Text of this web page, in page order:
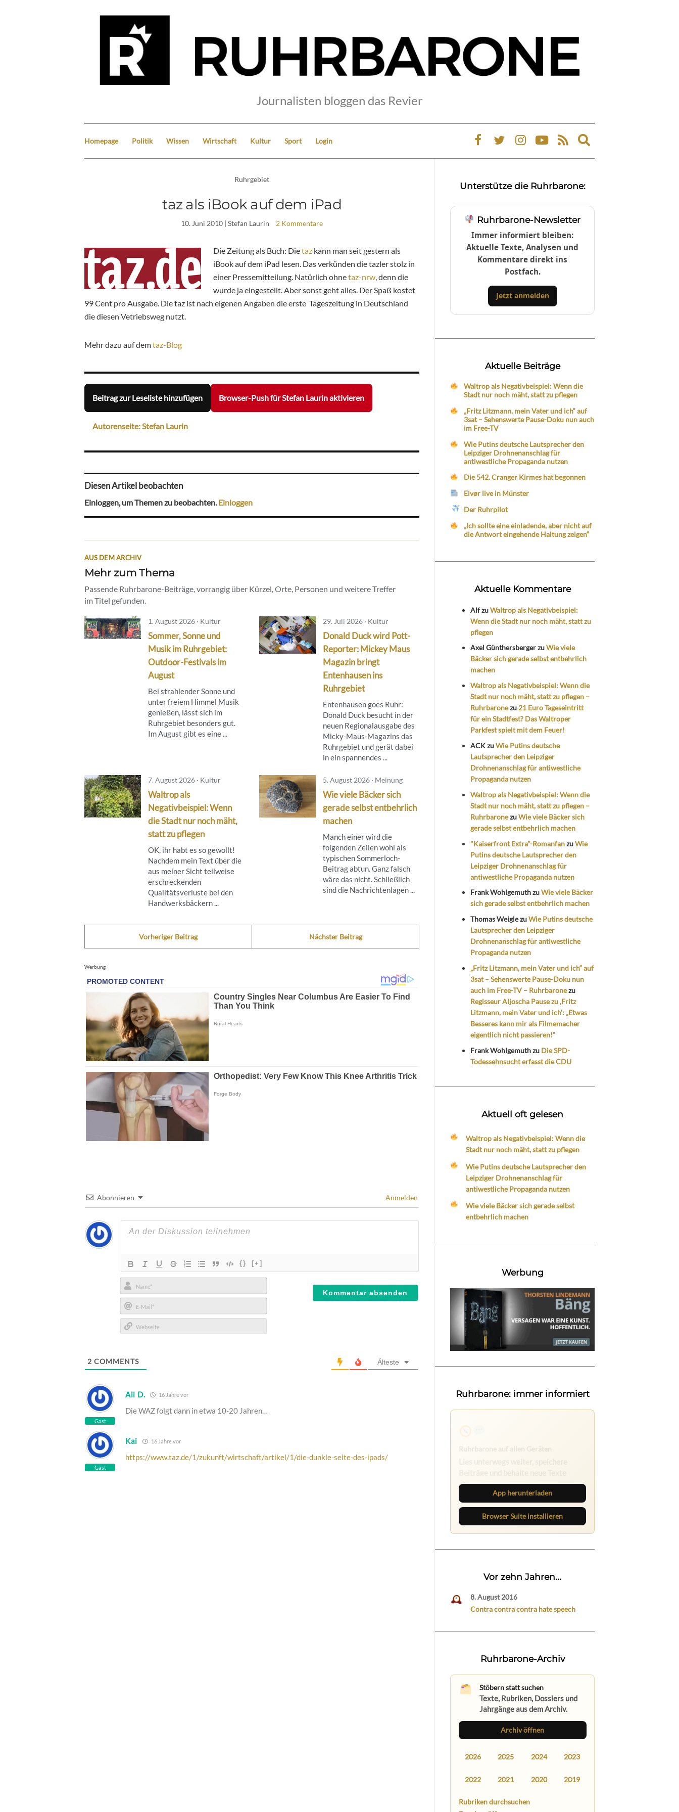
Journalisten bloggen das Revier
Homepage Politik Wissen Wirtschaft Kultur Sport Login
Expand
search
Ruhrgebiet
taz als iBook auf dem iPad
10. Juni 2010 | Stefan Laurin 2 Kommentare
Die Zeitung als Buch: Dietaz kann man seit gestern als
iBook auf dem iPad lesen. Das verkünden die tazler stolz in
einer Pressemitteilung. Natürlich ohnetaz-nrw , denn die
wurde ja eingestellt. Aber sonst geht alles. Der Spaß kostet
99 Cent pro Ausgabe. Die taz ist nach eigenen Angaben die erste Tageszeitung in Deutschland
die diesen Vetriebsweg nutzt.
Mehr dazu auf demtaz-Blog
Beitrag zur Leseliste hinzufügen Browser-Push für Stefan Laurin aktivieren
Autorenseite: Stefan Laurin
Diesen Artikel beobachten
Einloggen, um Themen zu beobachten.Einloggen
AUS DEM ARCHIV
Mehr zum Thema
Passende Ruhrbarone-Beiträge, vorrangig über Kürzel, Orte, Personen und weitere Treffer
im Titel gefunden.
1. August 2026 · Kultur
Sommer, Sonne und
Musik im Ruhrgebiet:
Outdoor-Festivals im
August
Bei strahlender Sonne und
unter freiem Himmel Musik
genießen, lässt sich im
Ruhrgebiet besonders gut.
Im August gibt es eine ...
29. Juli 2026 · Kultur
Donald Duck wird Pott-
Reporter: Mickey Maus
Magazin bringt
Entenhausen ins
Ruhrgebiet
Entenhausen goes Ruhr:
Donald Duck besucht in der
neuen Regionalausgabe des
Micky‑Maus‑Magazins das
Ruhrgebiet und gerät dabei
in ein spannendes ...
7. August 2026 · Kultur
Waltrop als
Negativbeispiel: Wenn
die Stadt nur noch mäht,
statt zu pflegen
OK, ihr habt es so gewollt!
Nachdem mein Text über die
aus meiner Sicht teilweise
erschreckenden
Qualitätsverluste bei den
Handwerksbäckern ...
5. August 2026 · Meinung
Wie viele Bäcker sich
gerade selbst entbehrlich
machen
Manch einer wird die
folgenden Zeilen wohl als
typischen Sommerloch-
Beitrag abtun. Ganz falsch
wäre das nicht. Schließlich
sind die Nachrichtenlagen ...
Vorheriger Beitrag Nächster Beitrag
Werbung
Abonnieren Anmelden
{} [+]
Name*
E-
Mail*
2 COMMENTS Älteste
Gast
Ali D. 16 Jahre vor
Die WAZ folgt dann in etwa 10-20 Jahren…
Gast
Kai 16 Jahre vor
https://www.taz.de/1/zukunft/wirtschaft/artikel/1/die-dunkle-seite-des-ipads/
Unterstütze die Ruhrbarone:
Ruhrbarone-Newsletter
Immer informiert bleiben:
Aktuelle Texte, Analysen und
Kommentare direkt ins
Postfach.
Jetzt anmelden
Aktuelle Beiträge
Waltrop als Negativbeispiel: Wenn die
Stadt nur noch mäht, statt zu pflegen
„Fritz Litzmann, mein Vater und ich“ auf
3sat – Sehenswerte Pause-Doku nun auch
im Free-TV
Wie Putins deutsche Lautsprecher den
Leipziger Drohnenanschlag für
antiwestliche Propaganda nutzen
Die 542. Cranger Kirmes hat begonnen
Eivør live in Münster
Der Ruhrpilot
„Ich sollte eine einladende, aber nicht auf
die Antwort eingehende Haltung zeigen“
Aktuelle Kommentare
AlfzuWaltrop als Negativbeispiel:
Wenn die Stadt nur noch mäht, statt zu
pflegen
Axel GünthersbergerzuWie viele
Bäcker sich gerade selbst entbehrlich
machen
Waltrop als Negativbeispiel: Wenn die
Stadt nur noch mäht, statt zu pflegen –
Ruhrbaronezu 21 Euro Tageseintritt
für ein Stadtfest? Das Waltroper
Parkfest spielt mit dem Feuer!
ACKzuWie Putins deutsche
Lautsprecher den Leipziger
Drohnenanschlag für antiwestliche
Propaganda nutzen
Waltrop als Negativbeispiel: Wenn die
Stadt nur noch mäht, statt zu pflegen –
RuhrbaronezuWie viele Bäcker sich
gerade selbst entbehrlich machen
"Kaiserfront Extra"-RomanfanzuWie
Putins deutsche Lautsprecher den
Leipziger Drohnenanschlag für
antiwestliche Propaganda nutzen
Frank WohlgemuthzuWie viele Bäcker
sich gerade selbst entbehrlich machen
Thomas WeiglezuWie Putins deutsche
Lautsprecher den Leipziger
Drohnenanschlag für antiwestliche
Propaganda nutzen
„Fritz Litzmann, mein Vater und ich“ auf
3sat – Sehenswerte Pause-Doku nun
auch im Free-TV – Ruhrbaronezu
Regisseur Aljoscha Pause zu ‚Fritz
Litzmann, mein Vater und ich‘: „Etwas
Besseres kann mir als Filmemacher
eigentlich nicht passieren!“
Frank Wohlgemuthzu Die SPD-
Todessehnsucht erfasst die CDU
Aktuell oft gelesen
Waltrop als Negativbeispiel: Wenn die
Stadt nur noch mäht, statt zu pflegen
Wie Putins deutsche Lautsprecher den
Leipziger Drohnenanschlag für
antiwestliche Propaganda nutzen
Wie viele Bäcker sich gerade selbst
entbehrlich machen
Werbung
Ruhrbarone: immer informiert
App herunterladen
Browser Suite installieren
Vor zehn Jahren...
8. August 2016
Contra contra contra hate speech
Ruhrbarone-Archiv
Stöbern statt suchen
Texte, Rubriken, Dossiers und
Jahrgänge aus dem Archiv.
Archiv öffnen
2026 2025 2024 2023
2022 2021 2020 2019
Rubriken durchsuchen